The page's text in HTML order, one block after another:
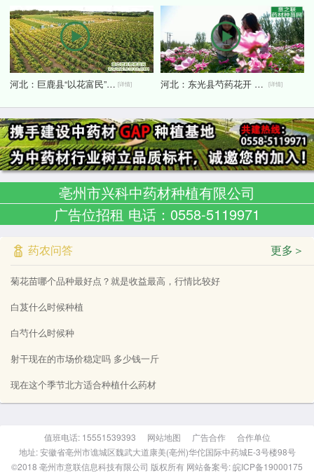
河北：巨鹿县“以花富民” 金银花鼓起农民“钱袋子” [详情] 河北：东光县芍药花开 农旅融合引客来 [详情]
亳州市兴科中药材种植有限公司
广告位招租 电话：0558-5119971
药农问答 更多＞
菊花苗哪个品种最好点？就是收益最高，行情比较好
白芨什么时候种植
白芍什么时候种
射干现在的市场价稳定吗 多少钱一斤
现在这个季节北方适合种植什么药材
值班电话: 15551539393 网站地图 广告合作
合作单位
地址: 安徽省亳州市谯城区魏武大道康美(亳州)华佗国际中药城E-3号楼98号
©2018 亳州市意联信息科技有限公司 版权所有 网站备案号: 皖ICP备19000175